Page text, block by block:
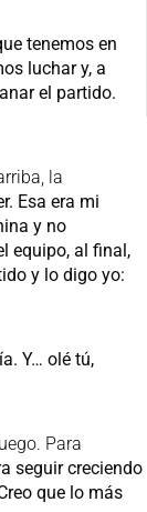
tenemos en
luchar y, a
el partido.
la
Esa era mi
y no
equipo, al final,
y lo digo yo:
Y… olé tú,
Para
seguir creciendo
que lo más